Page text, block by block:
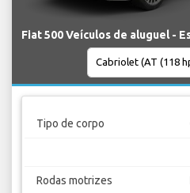
Fiat 500 Veículos de aluguel -
Tipo de corpo
Rodas motrizes